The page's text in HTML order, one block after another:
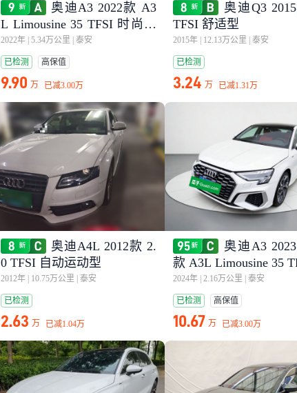
奥迪A3 2022款 A3
L Limousine 35 TFSI 时尚运
动型
2022年 5.34万公里 泰安
已检测 高保值
9.90 万 已减3.00万
奥迪Q3
TFSI 舒适型
2015年 12.13万公里 泰安
已检测
3.24 万 已减1.31万
奥迪A4L 2012款 2.
0 TFSI 自动运动型
2012年 10.75万公里 泰安
已检测
2.63 万 已减1.04万
奥迪A3
款 A3L Limousine 35
尚运动型
2024年 2.16万公里 泰安
已检测 高保值
10.67 万 已减3.00万